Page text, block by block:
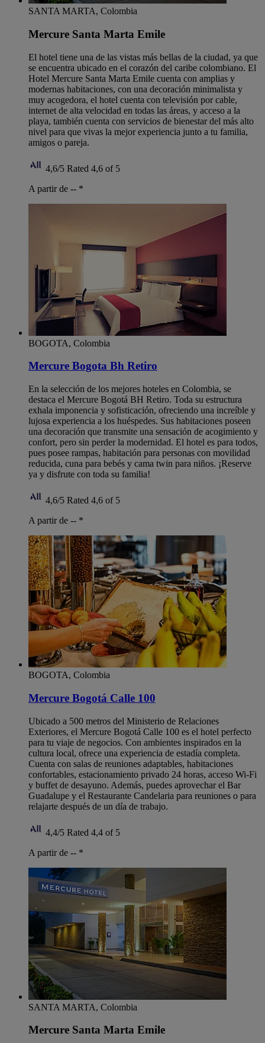
SANTA MARTA, Colombia
Mercure Santa Marta Emile
El hotel tiene una de las vistas más bellas de la ciudad, ya que
se encuentra ubicado en el corazón del caribe colombiano. El
Hotel Mercure Santa Marta Emile cuenta con amplias y
modernas habitaciones, con una decoración minimalista y
muy acogedora, el hotel cuenta con televisión por cable,
internet de alta velocidad en todas las áreas, y acceso a la
playa, también cuenta con servicios de bienestar del más alto
nivel para que vivas la mejor experiencia junto a tu familia,
amigos o pareja.
4,6/5 Rated 4,6 of 5
A partir de -- *
BOGOTA, Colombia
Mercure Bogota Bh Retiro
En la selección de los mejores hoteles en Colombia, se
destaca el Mercure Bogotá BH Retiro. Toda su estructura
exhala imponencia y sofisticación, ofreciendo una increíble y
lujosa experiencia a los huéspedes. Sus habitaciones poseen
una decoración que transmite una sensación de acogimiento y
confort, pero sin perder la modernidad. El hotel es para todos,
pues posee rampas, habitación para personas con movilidad
reducida, cuna para bebés y cama twin para niños. ¡Reserve
ya y disfrute con toda su familia!
4,6/5 Rated 4,6 of 5
A partir de -- *
BOGOTA, Colombia
Mercure Bogotá Calle 100
Ubicado a 500 metros del Ministerio de Relaciones
Exteriores, el Mercure Bogotá Calle 100 es el hotel perfecto
para tu viaje de negocios. Con ambientes inspirados en la
cultura local, ofrece una experiencia de estadía completa.
Cuenta con salas de reuniones adaptables, habitaciones
confortables, estacionamiento privado 24 horas, acceso Wi-Fi
y buffet de desayuno. Además, puedes aprovechar el Bar
Guadalupe y el Restaurante Candelaria para reuniones o para
relajarte después de un día de trabajo.
4,4/5 Rated 4,4 of 5
A partir de -- *
SANTA MARTA, Colombia
Mercure Santa Marta Emile